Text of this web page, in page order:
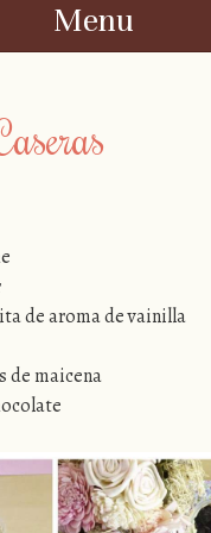
Menu
de aroma de vainilla
de maicena